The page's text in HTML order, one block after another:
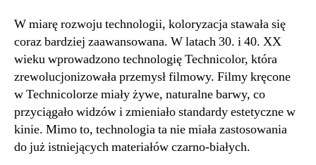
W miarę rozwoju technologii, koloryzacja stawała się
coraz bardziej zaawansowana. W latach 30. i 40. XX
wieku wprowadzono technologię Technicolor, która
zrewolucjonizowała przemysł filmowy. Filmy kręcone
w Technicolorze miały żywe, naturalne barwy, co
przyciągało widzów i zmieniało standardy estetyczne w
kinie. Mimo to, technologia ta nie miała zastosowania
do już istniejących materiałów czarno-białych.